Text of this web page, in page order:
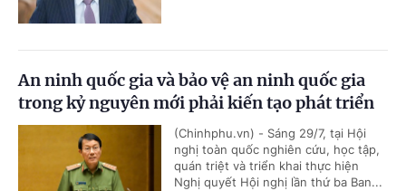
An ninh quốc gia và bảo vệ an ninh quốc gia
trong kỷ nguyên mới phải kiến tạo phát triển
(Chinhphu.vn) - Sáng 29/7, tại Hội
nghị toàn quốc nghiên cứu, học tập,
quán triệt và triển khai thực hiện
Nghị quyết Hội nghị lần thứ ba Ban...